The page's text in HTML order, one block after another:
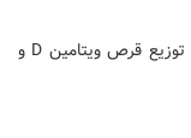
در پایان کنترل فشار خون، قند خون و همچنین توزیع قرص ویتامین D و